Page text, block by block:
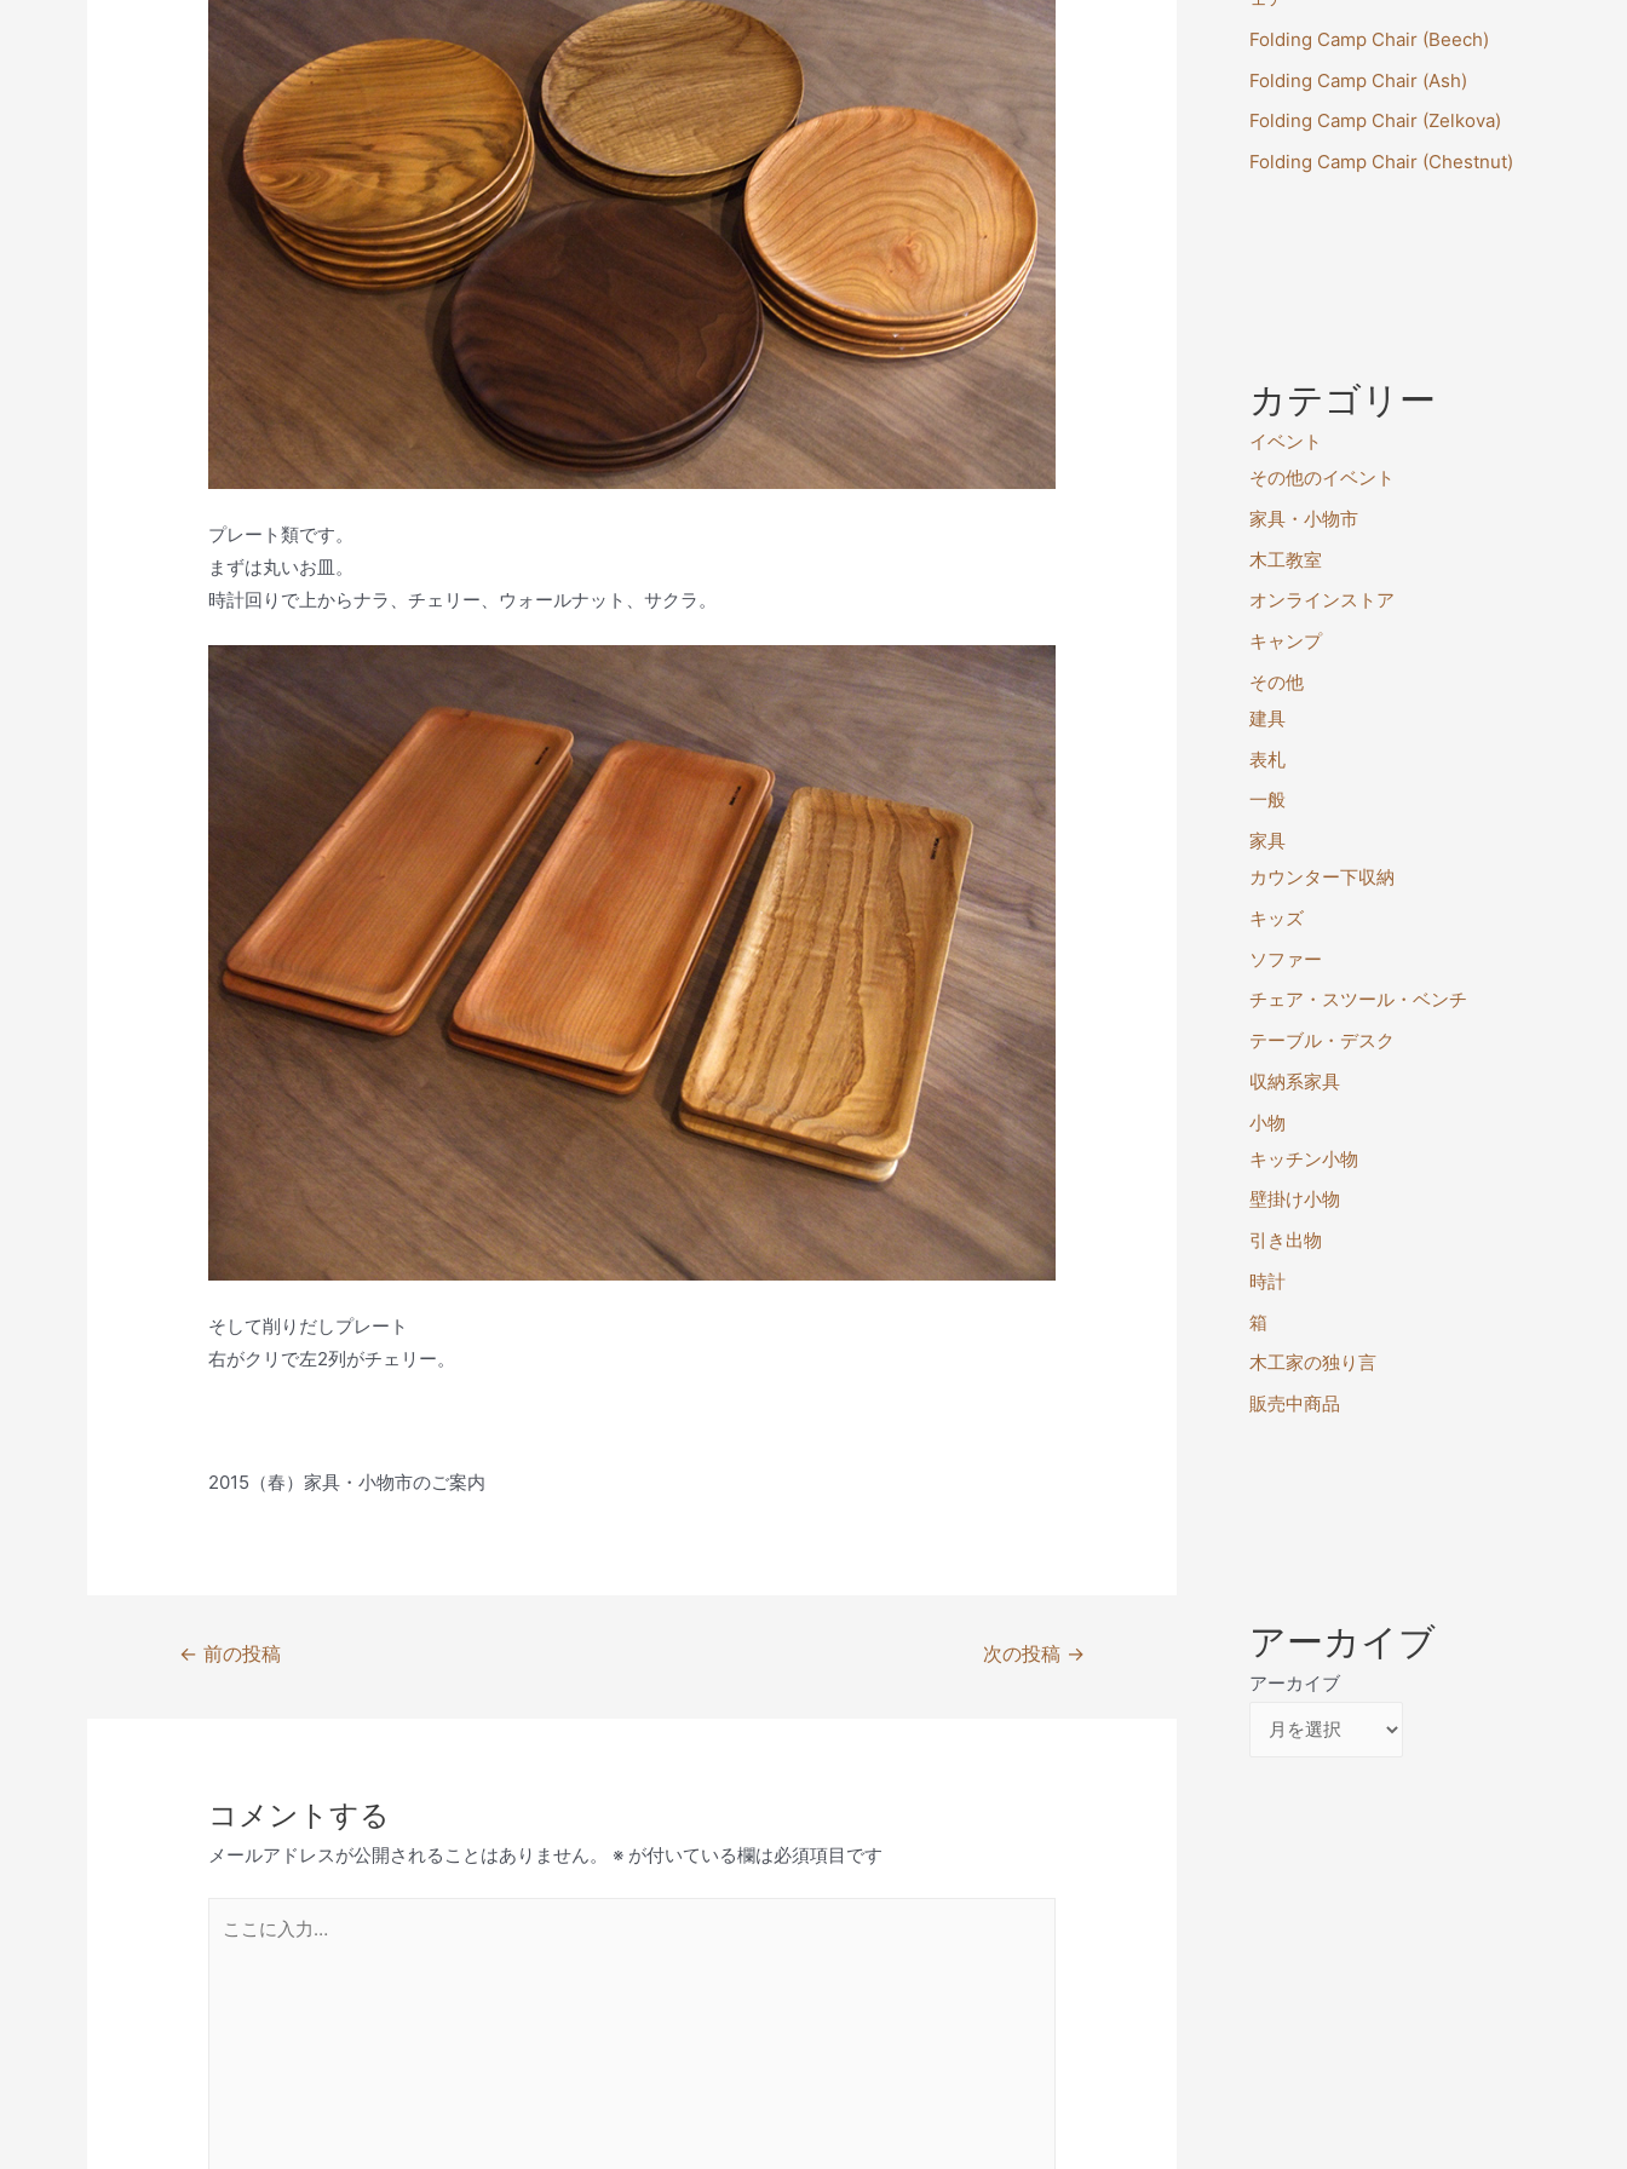
プレート類です。
まずは丸いお皿。
時計回りで上からナラ、チェリー、ウォールナット、サクラ。
そして削りだしプレート
右がクリで左2列がチェリー。
2015（春）家具・小物市のご案内
← 前の投稿 次の投稿 →
コメントする
メールアドレスが公開されることはありません。 ※ が付いている欄は必須項目です
Folding Camp Chair (Beech)
Folding Camp Chair (Ash)
Folding Camp Chair (Zelkova)
Folding Camp Chair (Chestnut)
カテゴリー
イベント
その他のイベント
家具・小物市
木工教室
オンラインストア
キャンプ
その他
建具
表札
一般
家具
カウンター下収納
キッズ
ソファー
チェア・スツール・ベンチ
テーブル・デスク
収納系家具
小物
キッチン小物
壁掛け小物
引き出物
時計
箱
木工家の独り言
販売中商品
アーカイブ
アーカイブ